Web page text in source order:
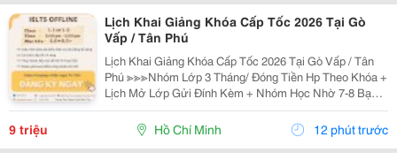
Lịch Khai Giảng Khóa Cấp Tốc 2026 Tại Gò
Vấp / Tân Phú
Lịch Khai Giảng Khóa Cấp Tốc 2026 Tại Gò Vấp / Tân
Phú ≫≫≫Nhóm Lớp 3 Tháng/ Đóng Tiền Hp Theo Khóa +
Lịch Mở Lớp Gửi Đính Kèm + Nhóm Học Nhờ 7-8 Bạn/
Lớp + Giáo Trình Ielts Có Band Điểm Lộ Trình, Sách
Nước Ngoài Bám Sát + Chia Đều 4 Kỹ...
9 triệu Hồ Chí Minh 12 phút trước